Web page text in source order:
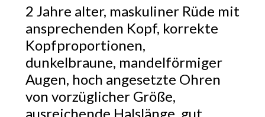
2 Jahre alter, maskuliner Rüde mit
ansprechenden Kopf, korrekte
Kopfproportionen,
dunkelbraune, mandelförmiger
Augen, hoch angesetzte Ohren
von vorzüglicher Größe,
ausreichende Halslänge, gut